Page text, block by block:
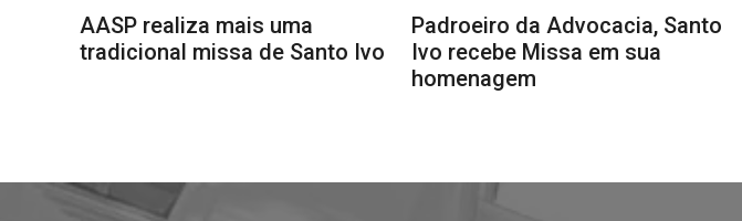
AASP realiza mais uma
tradicional missa de Santo Ivo
Padroeiro da Advocacia, Santo
Ivo recebe Missa em sua
homenagem